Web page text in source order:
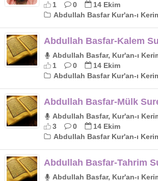
1
0
14 Ekim
Abdullah Basfar Kur'an-ı
Abdullah Basfar-Kalem
Abdullah Basfar, Kur'an-ı
1
0
14 Ekim
Abdullah Basfar Kur'an-ı
Abdullah Basfar-Mülk
Abdullah Basfar, Kur'an-ı
3
0
14 Ekim
Abdullah Basfar Kur'an-ı
Abdullah Basfar-Tahrim
Abdullah Basfar, Kur'an-ı